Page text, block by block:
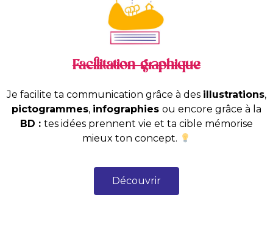
Facilitation graphique
Je facilite ta communication grâce à des illustrations,
pictogrammes, infographies ou encore grâce à la
BD : tes idées prennent vie et ta cible mémorise
mieux ton concept.
Découvrir